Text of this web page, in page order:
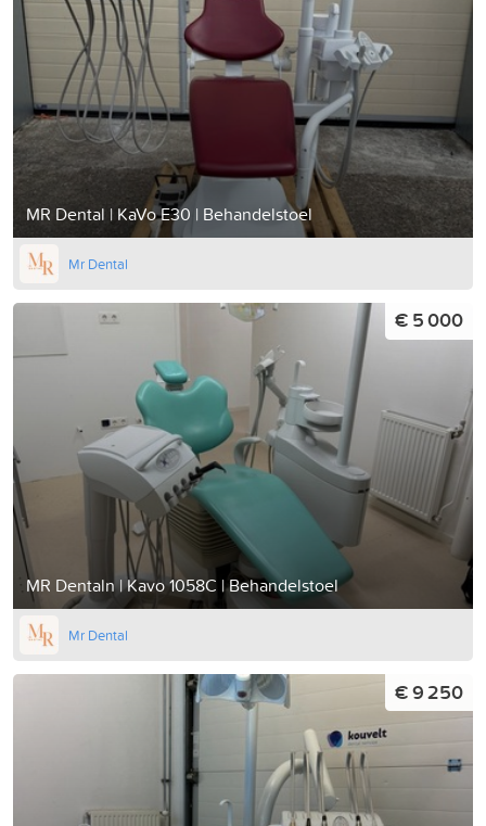
MR Dental | KaVo E30 | Behandelstoel
Mr Dental
MR Dentaln | Kavo 1058C | Behandelstoel
€ 5 000
Mr Dental
€ 9 250